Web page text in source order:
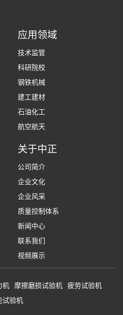
应用领域
技术监管
科研院校
钢铁机械
建工建材
石油化工
航空航天
关于中正
公司简介
企业文化
企业风采
质量控制体系
新闻中心
联系我们
视频展示
机 摩擦磨损试验机
疲劳试验机
试验机